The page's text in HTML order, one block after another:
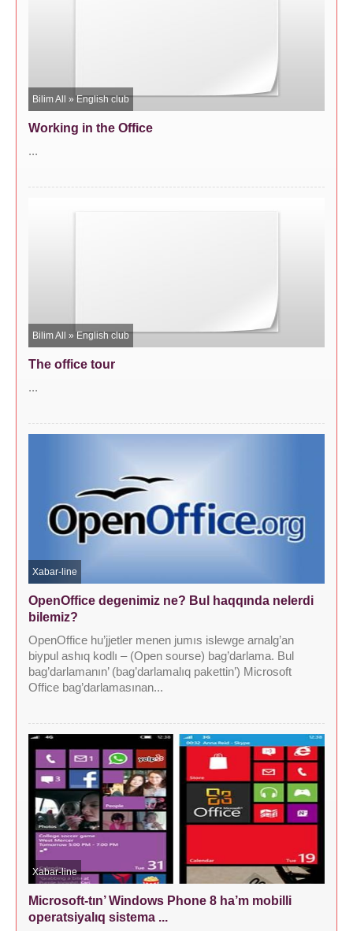
Bilim All »English club
Working in the Office
...
Bilim All »English club
The office tour
...
Xabar-line
OpenOffice degenimiz ne? Bul haqqında nelerdi
bilemiz?
OpenOffice hu’jjetler menen jumıs islewge arnalg’an
biypul ashıq kodlı – (Open sourse) bag’darlama. Bul
bag’darlamanın’ (bag’darlamalıq pakettin’) Microsoft
Office bag’darlamasınan...
Xabar-line
Microsoft-tın’ Windows Phone 8 ha’m mobilli
operatsiyalıq sistema ...